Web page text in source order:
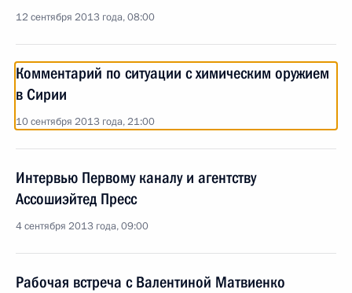
12 сентября 2013 года, 08:00
Комментарий по ситуации с химическим оружием
в Сирии
10 сентября 2013 года, 21:00
Интервью Первому каналу и агентству
Ассошиэйтед Пресс
4 сентября 2013 года, 09:00
Рабочая встреча с Валентиной Матвиенко